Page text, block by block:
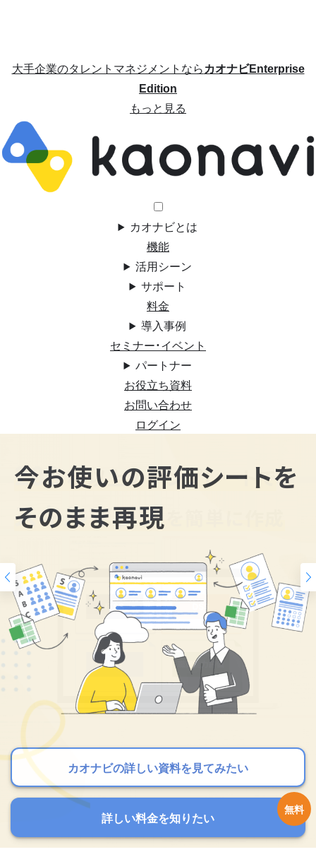
大手企業のタレントマネジメントならカオナビEnterprise
Edition
もっと見る
カオナビとは
機能
活用シーン
サポート
料金
導入事例
セミナー・イベント
パートナー
お役立ち資料
お問い合わせ
ログイン
カオナビの詳しい資料を見てみたい
詳しい料金を知りたい
200
スキルマップ
カオナビの詳しい資料を見てみたい
詳しい料金を知りたい
今お使いの評価シートを
そのまま再現
カオナビの詳しい資料を見てみたい
詳しい料金を知りたい